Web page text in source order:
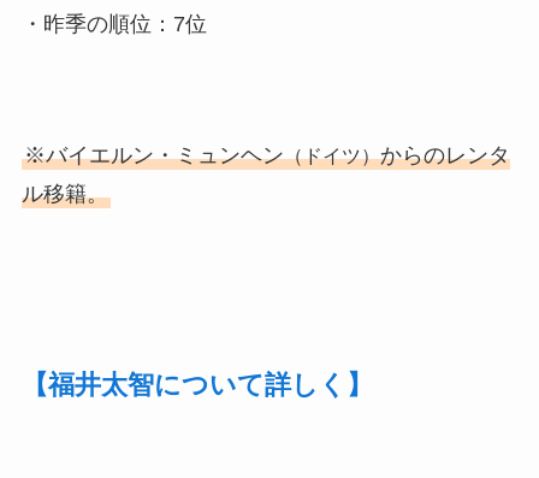
・昨季の順位：7位
※バイエルン・ミュンヘン（ドイツ）からのレンタ
ル移籍。
【福井太智について詳しく】